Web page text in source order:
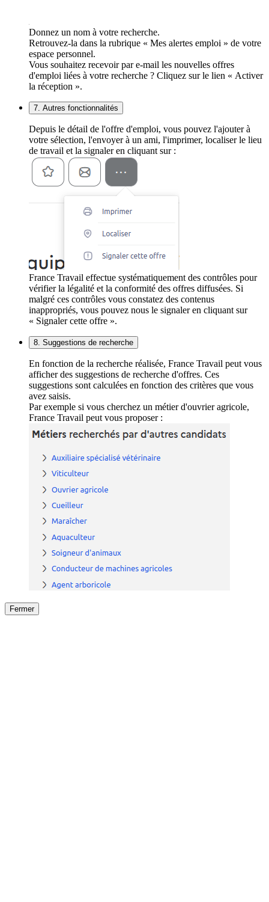
Donnez un nom à votre recherche.
Retrouvez-la dans la rubrique « Mes alertes emploi » de votre
espace personnel.
Vous souhaitez recevoir par e-mail les nouvelles offres
d'emploi liées à votre recherche ? Cliquez sur le lien « Activer
la réception ».
7. Autres fonctionnalités
Depuis le détail de l'offre d'emploi, vous pouvez l'ajouter à
votre sélection, l'envoyer à un ami, l'imprimer, localiser le lieu
de travail et la signaler en cliquant sur :
France Travail effectue systématiquement des contrôles pour
vérifier la légalité et la conformité des offres diffusées. Si
malgré ces contrôles vous constatez des contenus
inappropriés, vous pouvez nous le signaler en cliquant sur
« Signaler cette offre ».
8. Suggestions de recherche
En fonction de la recherche réalisée, France Travail peut vous
afficher des suggestions de recherche d'offres. Ces
suggestions sont calculées en fonction des critères que vous
avez saisis.
Par exemple si vous cherchez un métier d'ouvrier agricole,
France Travail peut vous proposer :
Fermer